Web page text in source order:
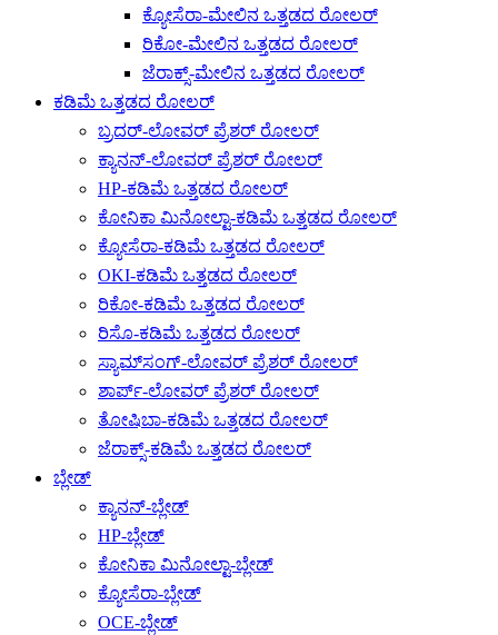
ಕ್ಯೋಸೆರಾ-ಮೇಲಿನ ಒತ್ತಡದ ರೋಲರ್
ರಿಕೋ-ಮೇಲಿನ ಒತ್ತಡದ ರೋಲರ್
ಜೆರಾಕ್ಸ್-ಮೇಲಿನ ಒತ್ತಡದ ರೋಲರ್
ಕಡಿಮೆ ಒತ್ತಡದ ರೋಲರ್
ಬ್ರದರ್-ಲೋವರ್ ಪ್ರೆಶರ್ ರೋಲರ್
ಕ್ಯಾನನ್-ಲೋವರ್ ಪ್ರೆಶರ್ ರೋಲರ್
HP-ಕಡಿಮೆ ಒತ್ತಡದ ರೋಲರ್
ಕೋನಿಕಾ ಮಿನೋಲ್ಟಾ-ಕಡಿಮೆ ಒತ್ತಡದ ರೋಲರ್
ಕ್ಯೋಸೆರಾ-ಕಡಿಮೆ ಒತ್ತಡದ ರೋಲರ್
OKI-ಕಡಿಮೆ ಒತ್ತಡದ ರೋಲರ್
ರಿಕೋ-ಕಡಿಮೆ ಒತ್ತಡದ ರೋಲರ್
ರಿಸೊ-ಕಡಿಮೆ ಒತ್ತಡದ ರೋಲರ್
ಸ್ಯಾಮ್‌ಸಂಗ್-ಲೋವರ್ ಪ್ರೆಶರ್ ರೋಲರ್
ಶಾರ್ಪ್-ಲೋವರ್ ಪ್ರೆಶರ್ ರೋಲರ್
ತೋಷಿಬಾ-ಕಡಿಮೆ ಒತ್ತಡದ ರೋಲರ್
ಜೆರಾಕ್ಸ್-ಕಡಿಮೆ ಒತ್ತಡದ ರೋಲರ್
ಬ್ಲೇಡ್
ಕ್ಯಾನನ್-ಬ್ಲೇಡ್
HP-ಬ್ಲೇಡ್
ಕೋನಿಕಾ ಮಿನೋಲ್ಟಾ-ಬ್ಲೇಡ್
ಕ್ಯೋಸೆರಾ-ಬ್ಲೇಡ್
OCE-ಬ್ಲೇಡ್